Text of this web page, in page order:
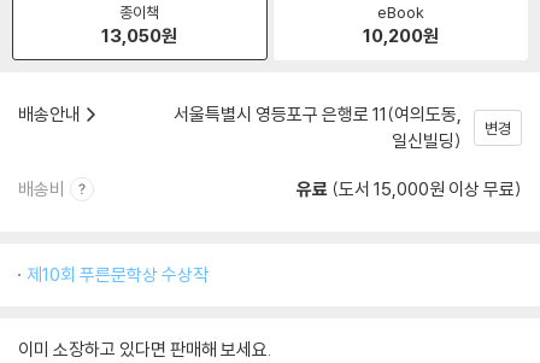
종이책
13,050원
eBook
10,200원
배송안내
서울특별시 영등포구 은행로 11(여의도동,
일신빌딩)
변경
배송비 유료 (도서 15,000원 이상 무료)
제10회 푸른문학상 수상작
이미 소장하고 있다면 판매해 보세요.